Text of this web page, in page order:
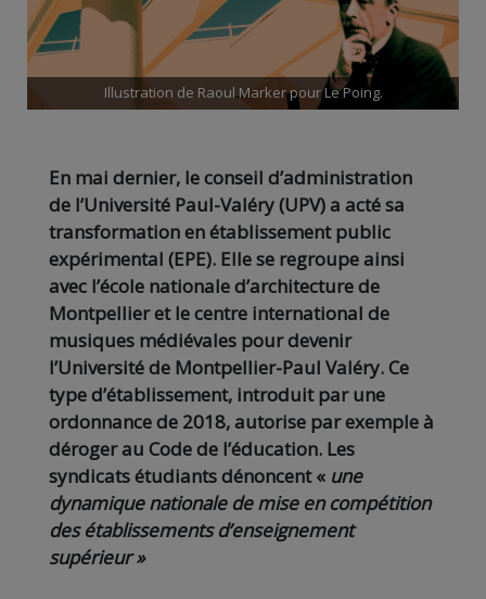
Illustration de Raoul Marker pour Le Poing.
En mai dernier, le conseil d’administration
de l’Université Paul-Valéry (UPV) a acté sa
transformation en établissement public
expérimental (EPE). Elle se regroupe ainsi
avec l’école nationale d’architecture de
Montpellier et le centre international de
musiques médiévales pour devenir
l’Université de Montpellier-Paul Valéry. Ce
type d’établissement, introduit par une
ordonnance de 2018, autorise par exemple à
déroger au Code de l’éducation. Les
syndicats étudiants dénoncent « une
dynamique nationale de mise en compétition
des établissements d’enseignement
supérieur »